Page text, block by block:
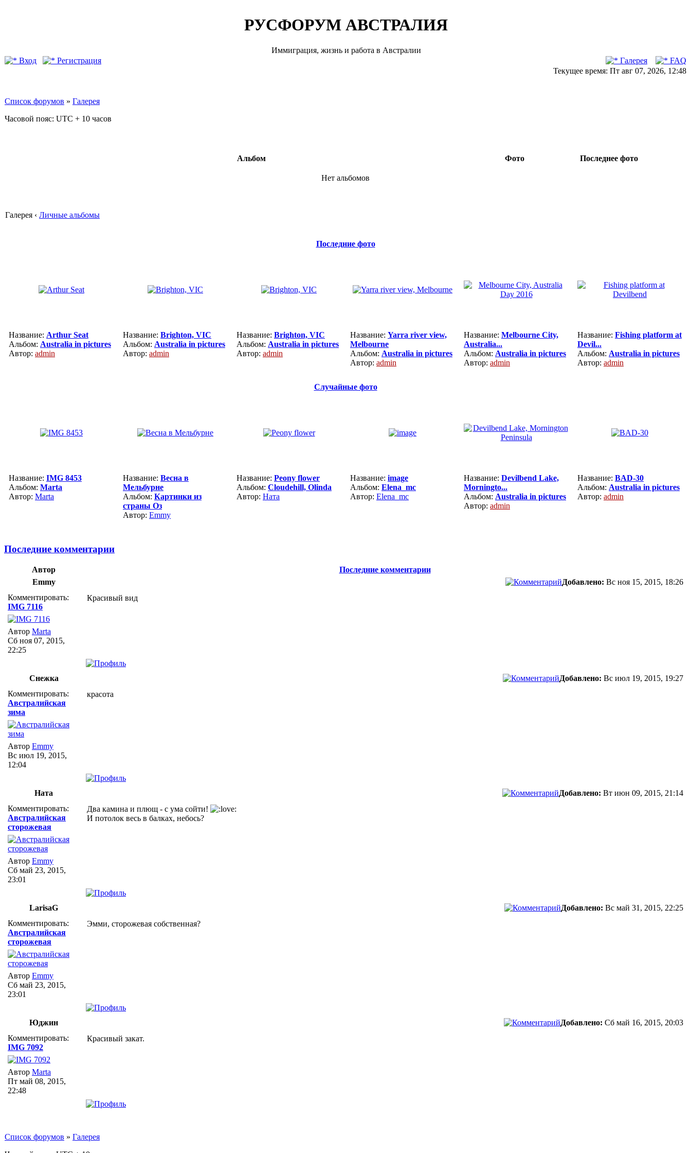
РУСФОРУМ АВСТРАЛИЯ
Иммиграция, жизнь и работа в Австралии
Вход
Регистрация Галерея
FAQ
Текущее время: Пт авг 07, 2026, 12:48
Список форумов » Галерея
Часовой пояс: UTC + 10 часов
Альбом Фото Последнее фото
Нет альбомов
Галерея ‹ Личные альбомы
Последние фото
Название: Arthur Seat
Альбом: Australia in pictures
Автор: admin
Название: Brighton, VIC
Альбом: Australia in pictures
Автор: admin
Название: Brighton, VIC
Альбом: Australia in pictures
Автор: admin
Название: Yarra river view,
Melbourne
Альбом: Australia in pictures
Автор: admin
Название: Melbourne City,
Australia...
Альбом: Australia in pictures
Автор: admin
Название: Fishing platform at
Devil...
Альбом: Australia in pictures
Автор: admin
Случайные фото
Название: IMG 8453
Альбом: Marta
Автор: Marta
Название: Весна в
Мельбурне
Альбом: Картинки из
страны Оз
Автор: Emmy
Название: Peony flower
Альбом: Cloudehill, Olinda
Автор: Ната
Название: image
Альбом: Elena_mc
Автор: Elena_mc
Название: Devilbend Lake,
Morningto...
Альбом: Australia in pictures
Автор: admin
Название: BAD-30
Альбом: Australia in pictures
Автор: admin
Последние комментарии
Автор
Последние комментарии
Emmy
Добавлено: Вс ноя 15, 2015, 18:26
Комментировать:
IMG 7116
Автор Marta
Сб ноя 07, 2015,
22:25
Красивый вид
Снежка Добавлено: Вс июл 19, 2015, 19:27
Комментировать:
Австралийская
зима
Автор Emmy
Вс июл 19, 2015,
12:04
красота
Ната Добавлено: Вт июн 09, 2015, 21:14
Комментировать:
Австралийская
сторожевая
Автор Emmy
Сб май 23, 2015,
23:01
Два камина и плющ - с ума сойти!
И потолок весь в балках, небось?
LarisaG Добавлено: Вс май 31, 2015, 22:25
Комментировать:
Австралийская
сторожевая
Автор Emmy
Сб май 23, 2015,
23:01
Эмми, сторожевая собственная?
Юджин Добавлено: Сб май 16, 2015, 20:03
Комментировать:
IMG 7092
Автор Marta
Пт май 08, 2015,
22:48
Красивый закат.
Список форумов » Галерея